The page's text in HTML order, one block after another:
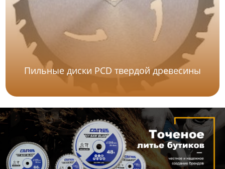
Пильные диски PCD твердой древесины